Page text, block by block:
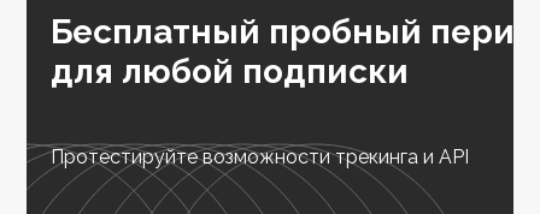
Бесплатный пробный
для любой подписки
Протестируйте возможности трекинга и API